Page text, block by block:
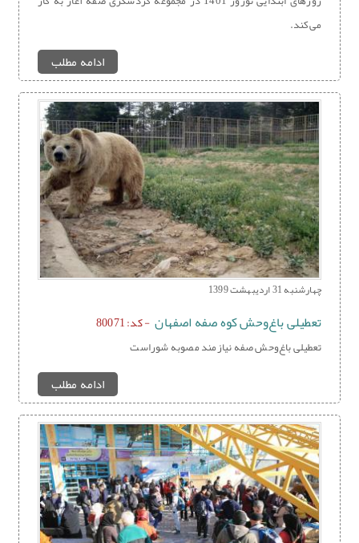
می‌کند.
ادامه مطلب
چهارشنبه 31 اردیبهشت 1399
تعطیلی باغ‌وحش کوه صفه اصفهان - کد: 80071
تعطیلی باغ‌وحش صفه نیازمند مصوبه شوراست
ادامه مطلب